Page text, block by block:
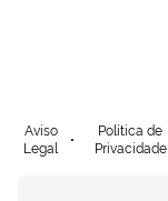
Aviso
Legal
Política de
Privacidade